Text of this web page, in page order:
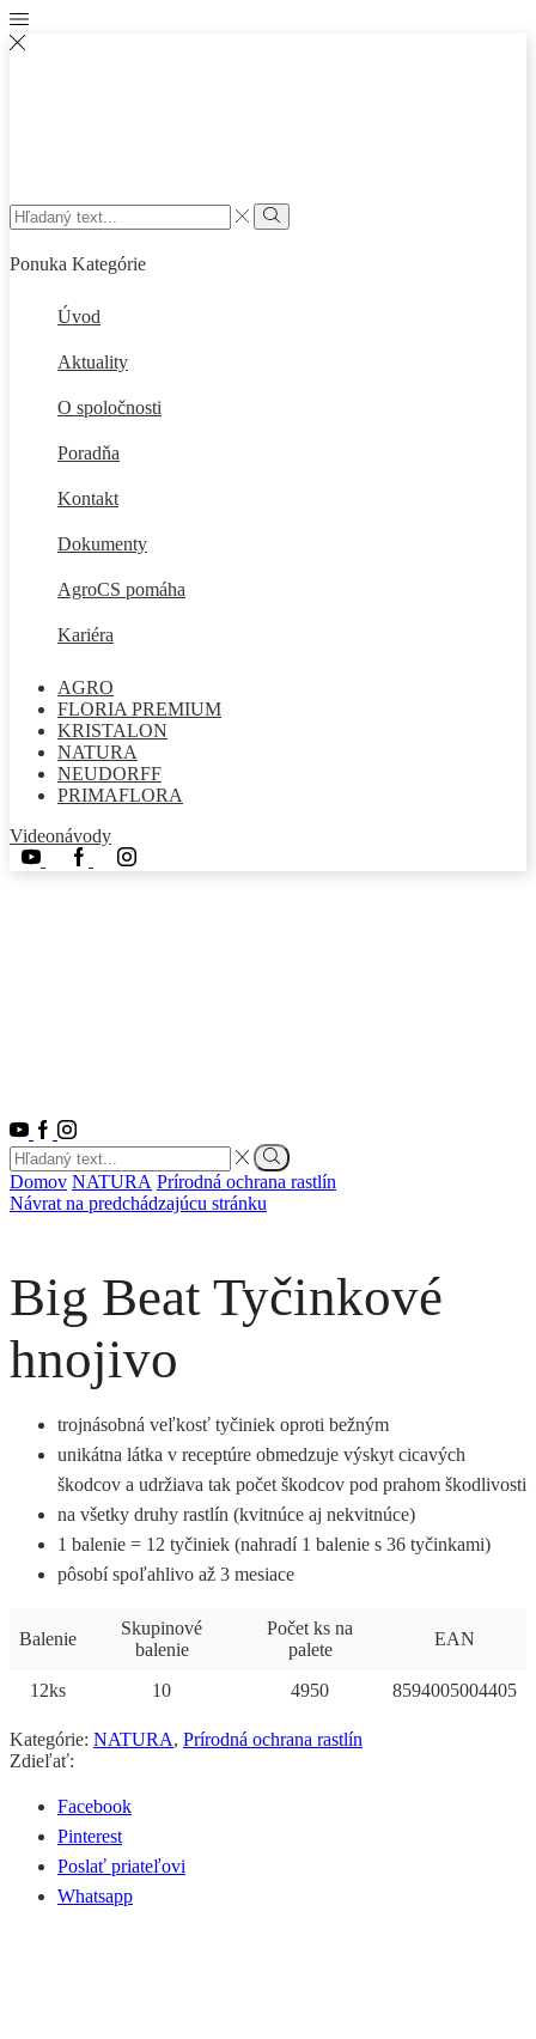
Search
input
Vyhľadať
Ponuka Kategórie
Úvod
Aktuality
O spoločnosti
Poradňa
Kontakt
Dokumenty
AgroCS pomáha
Kariéra
AGRO
FLORIA PREMIUM
KRISTALON
NATURA
NEUDORFF
PRIMAFLORA
Videonávody
YoutubeFacebookInstagram
Youtube
Facebook
Instagram
Search
input
Vyhľadať
Domov NATURA Prírodná ochrana rastlín
Návrat na predchádzajúcu stránku
Big Beat Tyčinkové
hnojivo
trojnásobná veľkosť tyčiniek oproti bežným
unikátna látka v receptúre obmedzuje výskyt cicavých
škodcov a udržiava tak počet škodcov pod prahom škodlivosti
na všetky druhy rastlín (kvitnúce aj nekvitnúce)
1 balenie = 12 tyčiniek (nahradí 1 balenie s 36 tyčinkami)
pôsobí spoľahlivo až 3 mesiace
Balenie
Skupinové
balenie
Počet ks na
palete
EAN
12ks 10 4950 8594005004405
Kategórie: NATURA, Prírodná ochrana rastlín
Zdieľať:
Facebook
Pinterest
Poslať priateľovi
Whatsapp